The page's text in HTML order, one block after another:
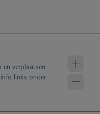
en verplaatsen.
links onder.